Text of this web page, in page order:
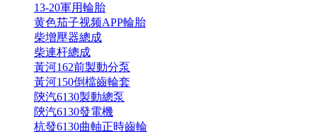
13-20軍用輪胎
黄色茄子视频APP輪胎
柴增壓器總成
柴連杆總成
黃河162前製動分泵
黃河150倒檔齒輪套
陝汽6130製動總泵
陝汽6130發電機
杭發6130曲軸正時齒輪